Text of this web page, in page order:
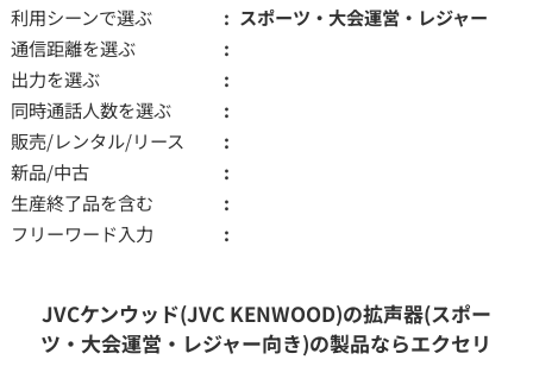
利用シーンで選ぶ
スポーツ・大会運営・レジャー
通信距離を選ぶ
出力を選ぶ
同時通話人数を選ぶ
販売/レンタル/リース
新品/中古
生産終了品を含む
フリーワード入力
JVCケンウッド(JVC KENWOOD)の拡声器(スポー
ツ・大会運営・レジャー向き)の製品ならエクセリ